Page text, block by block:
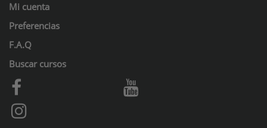
Mi cuenta
Preferencias
F.A.Q
Buscar cursos